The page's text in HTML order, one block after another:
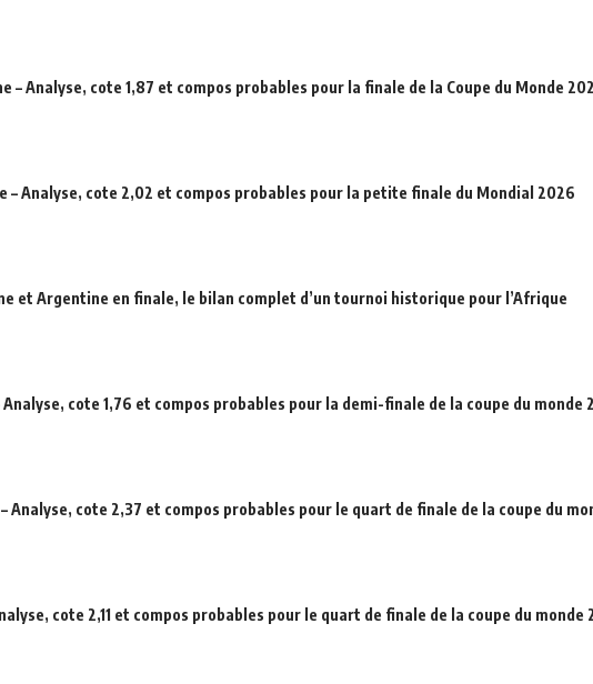
– Analyse, cote 1,87 et compos probables pour la finale de la Coupe du Monde
– Analyse, cote 2,02 et compos probables pour la petite finale du Mondial 2026
et Argentine en finale, le bilan complet d’un tournoi historique pour l’Afrique
cote 1,76 et compos probables pour la demi-finale de la coupe du monde
Analyse, cote 2,37 et compos probables pour le quart de finale de la coupe du
cote 2,11 et compos probables pour le quart de finale de la coupe du monde